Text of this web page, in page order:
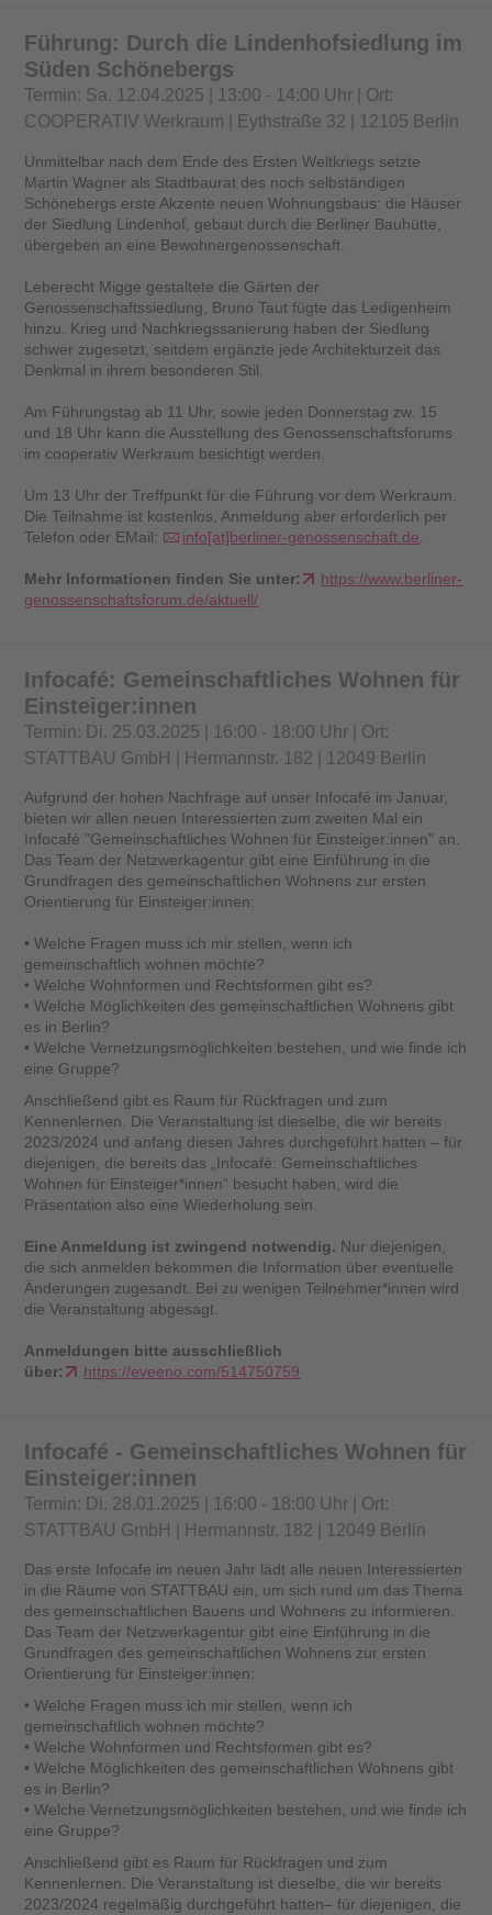
Führung: Durch die Lindenhofsiedlung im
Süden Schönebergs
Termin: Sa. 12.04.2025 | 13:00 - 14:00 Uhr | Ort:
COOPERATIV Werkraum | Eythstraße 32 | 12105 Berlin
Unmittelbar nach dem Ende des Ersten Weltkriegs setzte
Martin Wagner als Stadtbaurat des noch selbständigen
Schönebergs erste Akzente neuen Wohnungsbaus: die Häuser
der Siedlung Lindenhof, gebaut durch die Berliner Bauhütte,
übergeben an eine Bewohnergenossenschaft.
Leberecht Migge gestaltete die Gärten der
Genossenschaftssiedlung, Bruno Taut fügte das Ledigenheim
hinzu. Krieg und Nachkriegssanierung haben der Siedlung
schwer zugesetzt, seitdem ergänzte jede Architekturzeit das
Denkmal in ihrem besonderen Stil.
Am Führungstag ab 11 Uhr, sowie jeden Donnerstag zw. 15
und 18 Uhr kann die Ausstellung des Genossenschaftsforums
im cooperativ Werkraum besichtigt werden.
Um 13 Uhr der Treffpunkt für die Führung vor dem Werkraum.
Die Teilnahme ist kostenlos, Anmeldung aber erforderlich per
Telefon oder EMail:
info[at]berliner-genossenschaft.de
Mehr Informationen finden Sie unter:
https://www.berliner-
genossenschaftsforum.de/aktuell/
Infocafé: Gemeinschaftliches Wohnen für
Einsteiger:innen
Termin: Di. 25.03.2025 | 16:00 - 18:00 Uhr | Ort:
STATTBAU GmbH | Hermannstr. 182 | 12049 Berlin
Aufgrund der hohen Nachfrage auf unser Infocafé im Januar,
bieten wir allen neuen Interessierten zum zweiten Mal ein
Infocafé "Gemeinschaftliches Wohnen für Einsteiger:innen" an.
Das Team der Netzwerkagentur gibt eine Einführung in die
Grundfragen des gemeinschaftlichen Wohnens zur ersten
Orientierung für Einsteiger:innen:
• Welche Fragen muss ich mir stellen, wenn ich
gemeinschaftlich wohnen möchte?
• Welche Wohnformen und Rechtsformen gibt es?
• Welche Möglichkeiten des gemeinschaftlichen Wohnens gibt
es in Berlin?
• Welche Vernetzungsmöglichkeiten bestehen, und wie finde ich
eine Gruppe?
Anschließend gibt es Raum für Rückfragen und zum
Kennenlernen. Die Veranstaltung ist dieselbe, die wir bereits
2023/2024 und anfang diesen Jahres durchgeführt hatten – für
diejenigen, die bereits das „Infocafé: Gemeinschaftliches
Wohnen für Einsteiger*innen“ besucht haben, wird die
Präsentation also eine Wiederholung sein.
Eine Anmeldung ist zwingend notwendig. Nur diejenigen,
die sich anmelden bekommen die Information über eventuelle
Änderungen zugesandt. Bei zu wenigen Teilnehmer*innen wird
die Veranstaltung abgesagt.
Anmeldungen bitte ausschließlich
über:
https://eveeno.com/514750759
Infocafé - Gemeinschaftliches Wohnen für
Einsteiger:innen
Termin: Di. 28.01.2025 | 16:00 - 18:00 Uhr | Ort:
STATTBAU GmbH | Hermannstr. 182 | 12049 Berlin
Das erste Infocafe im neuen Jahr lädt alle neuen Interessierten
in die Räume von STATTBAU ein, um sich rund um das Thema
des gemeinschaftlichen Bauens und Wohnens zu informieren.
Das Team der Netzwerkagentur gibt eine Einführung in die
Grundfragen des gemeinschaftlichen Wohnens zur ersten
Orientierung für Einsteiger:innen:
• Welche Fragen muss ich mir stellen, wenn ich
gemeinschaftlich wohnen möchte?
• Welche Wohnformen und Rechtsformen gibt es?
• Welche Möglichkeiten des gemeinschaftlichen Wohnens gibt
es in Berlin?
• Welche Vernetzungsmöglichkeiten bestehen, und wie finde ich
eine Gruppe?
Anschließend gibt es Raum für Rückfragen und zum
Kennenlernen. Die Veranstaltung ist dieselbe, die wir bereits
2023/2024 regelmäßig durchgeführt hatten– für diejenigen, die